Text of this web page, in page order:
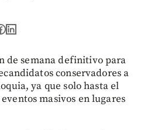
de semana definitivo para
conservadores a
ya que solo hasta el
masivos en lugares